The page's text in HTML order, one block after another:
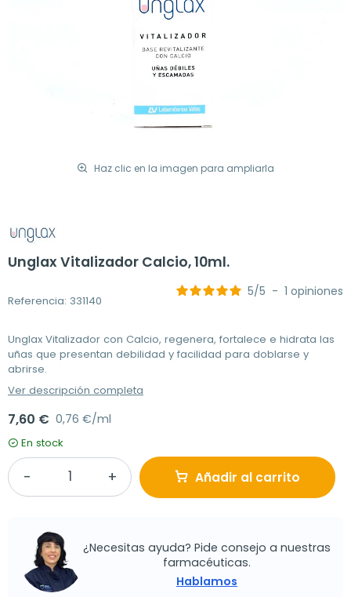
Haz clic en la imagen para ampliarla
Unglax Vitalizador Calcio, 10ml.
Referencia: 331140
5/5 - 1 opiniones
Unglax Vitalizador con Calcio, regenera, fortalece e hidrata las
uñas que presentan debilidad y facilidad para doblarse y
abrirse.
Ver descripción completa
7,60 € 0,76 €/ml
En stock
Añadir al carrito
¿Necesitas ayuda? Pide consejo a nuestras
farmacéuticas.
Hablamos